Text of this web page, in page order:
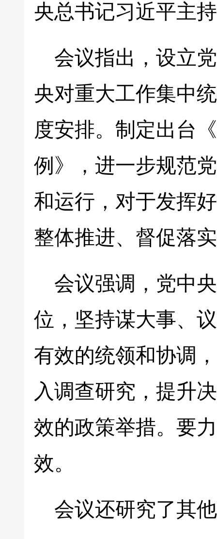
央总书记习近平主
会议指出，设立
央对重大工作集中
度安排。制定出台
例》，进一步规范
和运行，对于发挥
整体推进、督促落
会议强调，党中
位，坚持谋大事、
有效的统领和协调
入调查研究，提升
效的政策举措。要
效。
会议还研究了其